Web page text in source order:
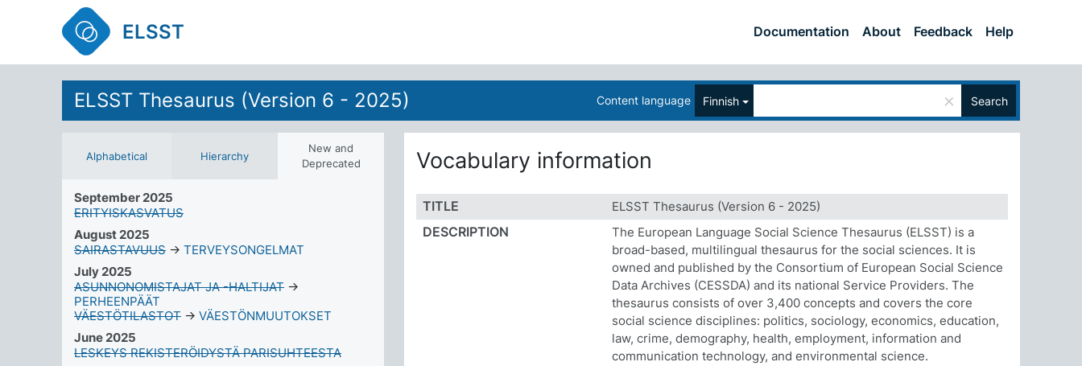
ELSST Documentation About Feedback Help
ELSST Thesaurus (Version 6 - 2025) Content language Finnish × Search
Alphabetical Hierarchy
New and
Deprecated
September 2025
ERITYISKASVATUS
August 2025
SAIRASTAVUUS → TERVEYSONGELMAT
July 2025
ASUNNONOMISTAJAT JA -HALTIJAT →
PERHEENPÄÄT
VÄESTÖTILASTOT → VÄESTÖNMUUTOKSET
June 2025
LESKEYS REKISTERÖIDYSTÄ PARISUHTEESTA
Vocabulary information
TITLE ELSST Thesaurus (Version 6 - 2025)
DESCRIPTION
The European Language Social Science Thesaurus (ELSST) is a
broad-based, multilingual thesaurus for the social sciences. It is
owned and published by the Consortium of European Social Science
Data Archives (CESSDA) and its national Service Providers. The
thesaurus consists of over 3,400 concepts and covers the core
social science disciplines: politics, sociology, economics, education,
law, crime, demography, health, employment, information and
communication technology, and environmental science.